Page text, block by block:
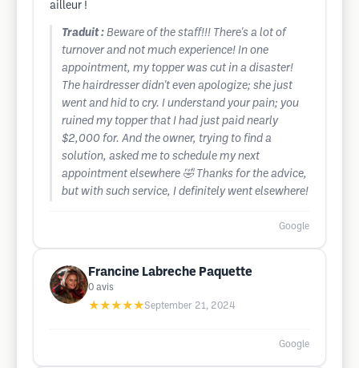
ailleur !
Traduit : Beware of the staff!!! There's a lot of
turnover and not much experience! In one
appointment, my topper was cut in a disaster!
The hairdresser didn't even apologize; she just
went and hid to cry. I understand your pain; you
ruined my topper that I had just paid nearly
$2,000 for. And the owner, trying to find a
solution, asked me to schedule my next
appointment elsewhere 🤣 Thanks for the advice,
but with such service, I definitely went elsewhere!
Google
Francine Labreche Paquette
0 avis
★★★★★September 21, 2024
Google